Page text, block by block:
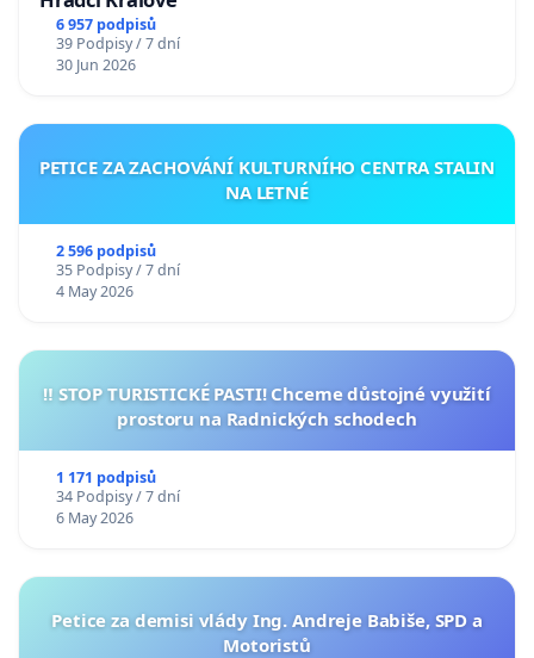
6 957 podpisů
39 Podpisy / 7 dní
30 Jun 2026
PETICE ZA ZACHOVÁNÍ KULTURNÍHO CENTRA STALIN
NA LETNÉ
2 596 podpisů
35 Podpisy / 7 dní
4 May 2026
‼️ STOP TURISTICKÉ PASTI! Chceme důstojné využití
prostoru na Radnických schodech
1 171 podpisů
34 Podpisy / 7 dní
6 May 2026
Petice za demisi vlády Ing. Andreje Babiše, SPD a
Motoristů